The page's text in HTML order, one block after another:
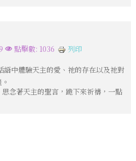
點擊數: 1036 列印
中體驗天主的愛、祂的存在以及祂對
念著天主的聖言，跪下來祈禱，一點